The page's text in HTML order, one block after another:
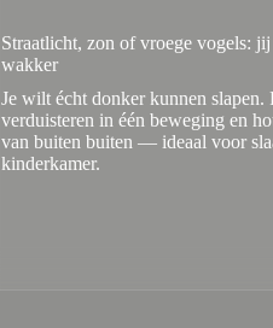
Straatlicht, zon of vroege vogels:
wakker
Je wilt écht donker kunnen slapen.
verduisteren in één beweging en
van buiten buiten — ideaal voor
kinderkamer.